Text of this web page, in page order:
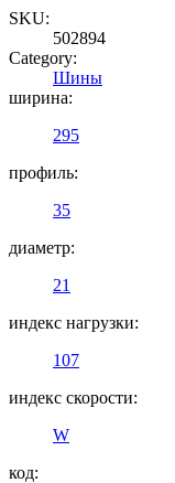
SKU:
502894
Category:
Шины
ширина:
295
профиль:
35
диаметр:
21
индекс нагрузки:
107
индекс скорости:
W
код: